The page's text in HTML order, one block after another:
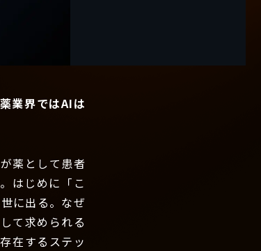
業界ではAIは
薬として患者
はじめに「こ
に出る。なぜ
て求められる
在するステッ